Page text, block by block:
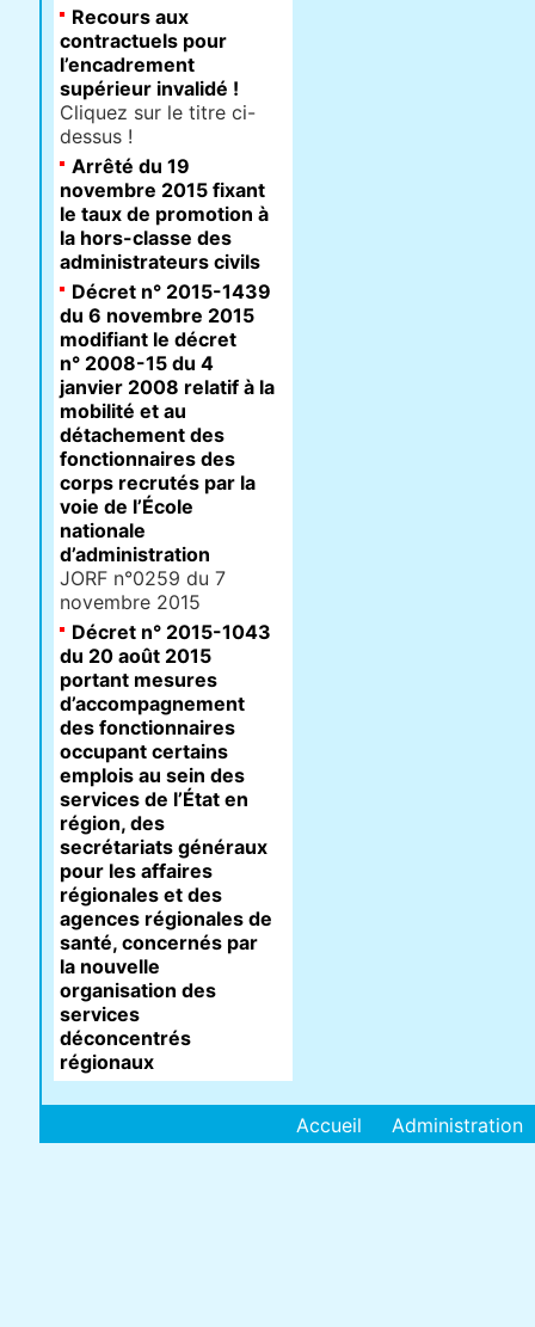
Recours aux
contractuels pour
l’encadrement
supérieur invalidé !
Cliquez sur le titre ci-
dessus !
Arrêté du 19
novembre 2015 fixant
le taux de promotion à
la hors-classe des
administrateurs civils
Décret n° 2015-1439
du 6 novembre 2015
modifiant le décret
n° 2008-15 du 4
janvier 2008 relatif à la
mobilité et au
détachement des
fonctionnaires des
corps recrutés par la
voie de l’École
nationale
d’administration
JORF n°0259 du 7
novembre 2015
Décret n° 2015-1043
du 20 août 2015
portant mesures
d’accompagnement
des fonctionnaires
occupant certains
emplois au sein des
services de l’État en
région, des
secrétariats généraux
pour les affaires
régionales et des
agences régionales de
santé, concernés par
la nouvelle
organisation des
services
déconcentrés
régionaux
Accueil Administration